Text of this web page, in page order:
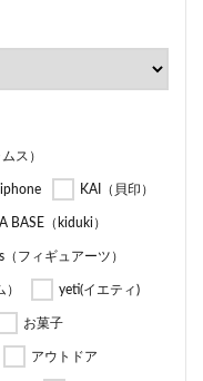
ス）
iphone KAI（貝印）
BASE（kiduki）
（フィギュアーツ）
yeti(イエティ)
お菓子
アウトドア